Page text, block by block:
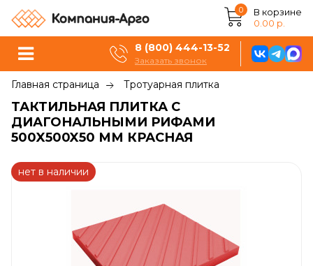
0
В корзине
0.00 р.
8 (800) 444-13-52
Заказать звонок
Главная страница Тротуарная плитка
ТАКТИЛЬНАЯ ПЛИТКА С
ДИАГОНАЛЬНЫМИ РИФАМИ
500X500X50 ММ КРАСНАЯ
нет в наличии